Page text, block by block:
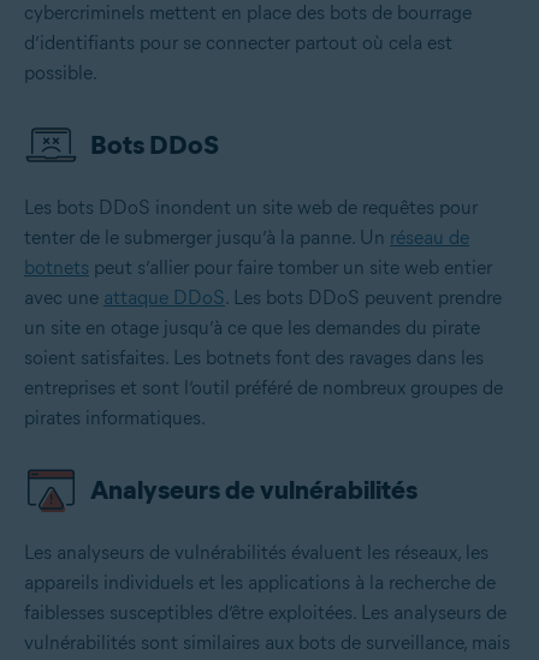
cybercriminels mettent en place des bots de bourrage
d’identifiants pour se connecter partout où cela est
possible.
Bots DDoS
Les bots DDoS inondent un site web de requêtes pour
tenter de le submerger jusqu’à la panne. Un réseau de
botnets peut s’allier pour faire tomber un site web entier
avec une attaque DDoS. Les bots DDoS peuvent prendre
un site en otage jusqu’à ce que les demandes du pirate
soient satisfaites. Les botnets font des ravages dans les
entreprises et sont l’outil préféré de nombreux groupes de
pirates informatiques.
Analyseurs de vulnérabilités
Les analyseurs de vulnérabilités évaluent les réseaux, les
appareils individuels et les applications à la recherche de
faiblesses susceptibles d’être exploitées. Les analyseurs de
vulnérabilités sont similaires aux bots de surveillance, mais